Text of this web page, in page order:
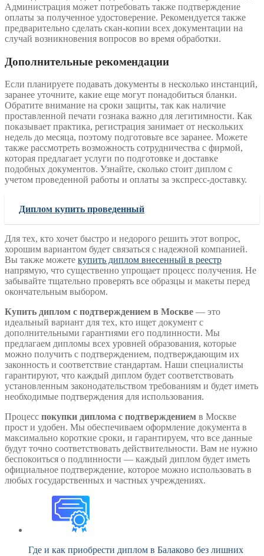
Администрация может потребовать также подтверждение
оплаты за полученное удостоверение. Рекомендуется также
предварительно сделать скан-копии всех документации на
случай возникновения вопросов во время обработки.
Дополнительные рекомендации
Если планируете подавать документы в несколько инстанций,
заранее уточните, какие еще могут понадобиться бланки.
Обратите внимание на сроки защиты, так как наличие
проставленной печати гознака важно для легитимности. Как
показывает практика, регистрация занимает от нескольких
недель до месяца, поэтому подготовьте все заранее. Можете
также рассмотреть возможность сотрудничества с фирмой,
которая предлагает услуги по подготовке и доставке
подобных документов. Узнайте, сколько стоит диплом с
учетом проведенной работы и оплаты за экспресс-доставку.
Диплом купить проведенный
Для тех, кто хочет быстро и недорого решить этот вопрос,
хорошим вариантом будет связаться с надежной компанией.
Вы также можете купить диплом внесенный в реестр
напрямую, что существенно упрощает процесс получения. Не
забывайте тщательно проверять все образцы и макеты перед
окончательным выбором.
Купить диплом с подтверждением в Москве — это
идеальный вариант для тех, кто ищет документ с
дополнительными гарантиями его подлинности. Мы
предлагаем дипломы всех уровней образования, которые
можно получить с подтверждением, подтверждающим их
законность и соответствие стандартам. Наши специалисты
гарантируют, что каждый диплом будет соответствовать
установленным законодательством требованиям и будет иметь
необходимые подтверждения для использования.
Процесс покупки диплома с подтверждением в Москве
прост и удобен. Мы обеспечиваем оформление документа в
максимально короткие сроки, и гарантируем, что все данные
будут точно соответствовать действительности. Вам не нужно
беспокоиться о подлинности — каждый диплом будет иметь
официальное подтверждение, которое можно использовать в
любых государственных и частных учреждениях.
Где и как приобрести диплом в Балаково без лишних